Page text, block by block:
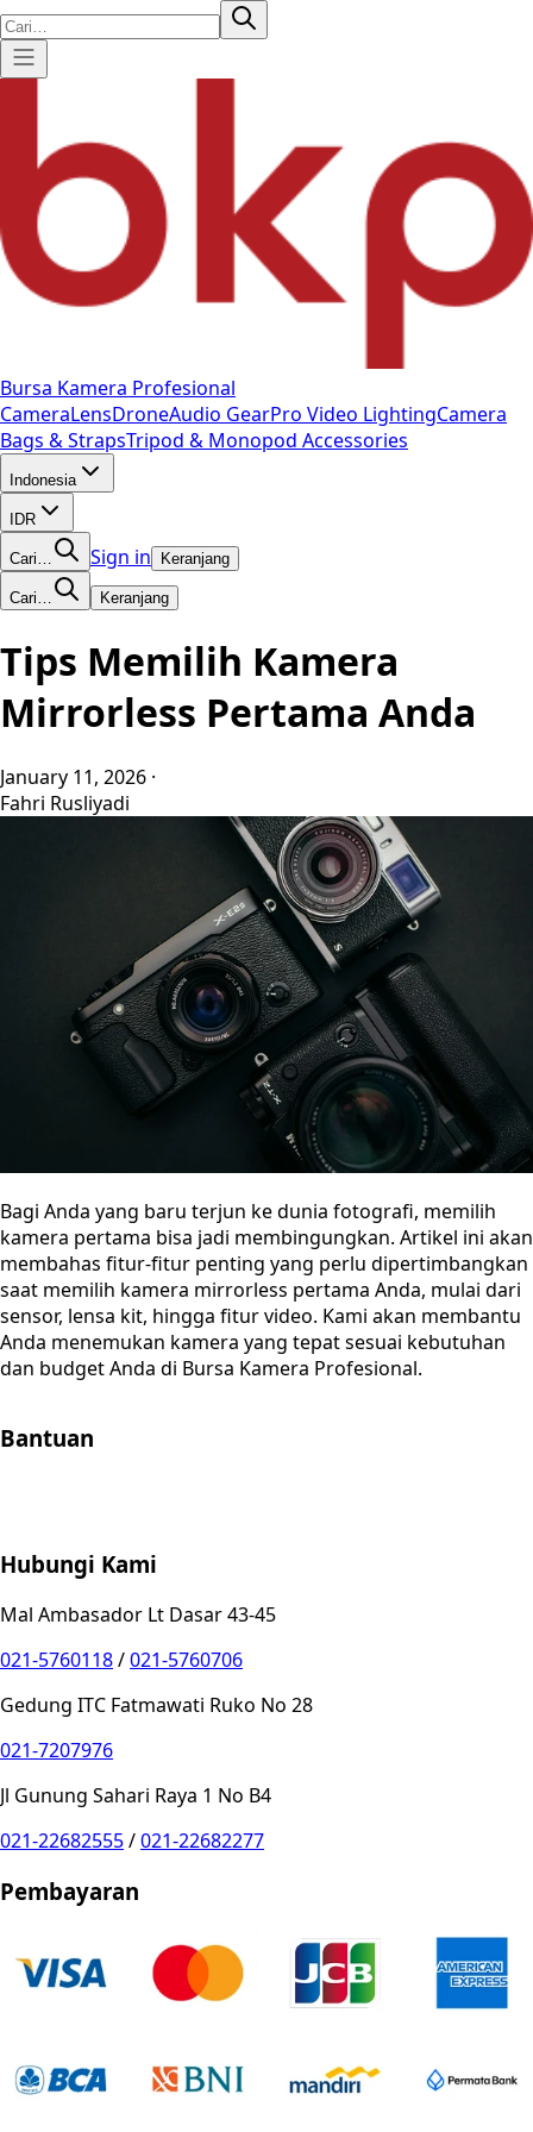
Bursa Kamera Profesional
CameraLensDroneAudio GearPro Video LightingCamera
Bags & StrapsTripod & Monopod Accessories
Indonesia
IDR
Cari… Sign in Keranjang
Cari… Keranjang
Tips Memilih Kamera
Mirrorless Pertama Anda
January 11, 2026 ·
Fahri Rusliyadi
Bagi Anda yang baru terjun ke dunia fotografi, memilih
kamera pertama bisa jadi membingungkan. Artikel ini akan
membahas fitur-fitur penting yang perlu dipertimbangkan
saat memilih kamera mirrorless pertama Anda, mulai dari
sensor, lensa kit, hingga fitur video. Kami akan membantu
Anda menemukan kamera yang tepat sesuai kebutuhan
dan budget Anda di Bursa Kamera Profesional.
Bantuan
Hubungi Kami
Mal Ambasador Lt Dasar 43-45
021-5760118/021-5760706
Gedung ITC Fatmawati Ruko No 28
021-7207976
Jl Gunung Sahari Raya 1 No B4
021-22682555/021-22682277
Pembayaran